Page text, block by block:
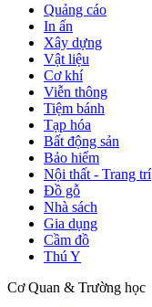
Quảng cáo
In ấn
Xây dựng
Vật liệu
Cơ khí
Viễn thông
Tiệm bánh
Tạp hóa
Bất động sản
Bảo hiểm
Nội thất - Trang trí
Đồ gỗ
Nhà sách
Gia dụng
Cầm đồ
Thú Y
Cơ Quan & Trường học